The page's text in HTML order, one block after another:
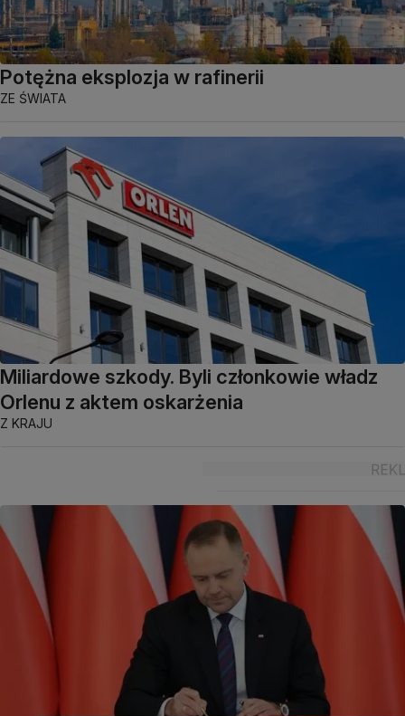
Potężna eksplozja w rafinerii
ZE ŚWIATA
Miliardowe szkody. Byli członkowie władz
Orlenu z aktem oskarżenia
Z KRAJU